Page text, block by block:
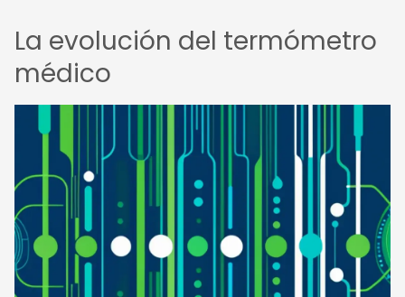
La evolución del termómetro
médico